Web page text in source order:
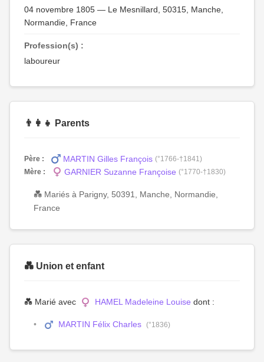
04 novembre 1805 — Le Mesnillard, 50315, Manche,
Normandie, France
Profession(s) :
laboureur
👨‍👩‍👧 Parents
Père : MARTIN Gilles François (°1766-†1841)
Mère :
GARNIER Suzanne Françoise (°1770-†1830)
💑 Mariés à Parigny, 50391, Manche, Normandie,
France
💑 Union et enfant
💑 Marié avec HAMEL Madeleine Louise dont :
MARTIN Félix Charles (°1836)